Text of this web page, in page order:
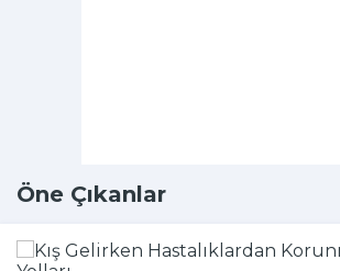
Öne Çıkanlar